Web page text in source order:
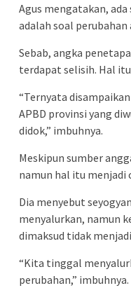
Agus mengatakan,
adalah soal
Sebab, angka
terdapat selisih. Hal
“Ternyata
APBD provinsi yang
didok,” imbuhnya.
Meskipun sumber
namun hal itu menjadi
Dia menyebut
menyalurkan, namun
dimaksud tidak
“Kita tinggal
perubahan,” imbuhnya.